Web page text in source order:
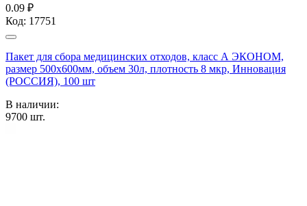
0.09 ₽
Код: 17751
Пакет для сбора медицинских отходов, класс А ЭКОНОМ,
размер 500х600мм, объем 30л, плотность 8 мкр, Инновация
(РОССИЯ), 100 шт
В наличии:
9700 шт.